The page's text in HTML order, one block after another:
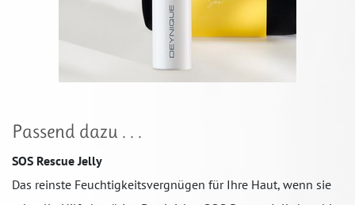
Passend dazu . . .
SOS Rescue Jelly
Das reinste Feuchtigkeitsvergnügen für Ihre Haut, wenn sie